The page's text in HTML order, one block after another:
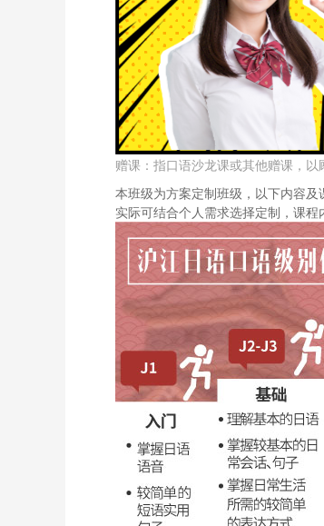
赠课：指口语沙龙课或其他赠课，以
本班级为方案定制班级，以下内容及
实际可结合个人需求选择定制，课程